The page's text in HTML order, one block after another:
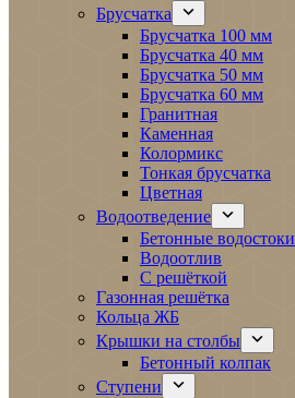
Брусчатка
Брусчатка 100 мм
Брусчатка 40 мм
Брусчатка 50 мм
Брусчатка 60 мм
Гранитная
Каменная
Колормикс
Тонкая брусчатка
Цветная
Водоотведение
Бетонные водостоки
Водоотлив
С решёткой
Газонная решётка
Кольца ЖБ
Крышки на столбы
Бетонный колпак
Ступени